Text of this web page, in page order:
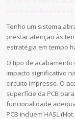
Tenho um sistema
prestar atenção às
estratégia em tempo
O tipo de
impacto significativo
circuito impresso. O
superfície da PCB
funcionalidade
PCB incluem HASL